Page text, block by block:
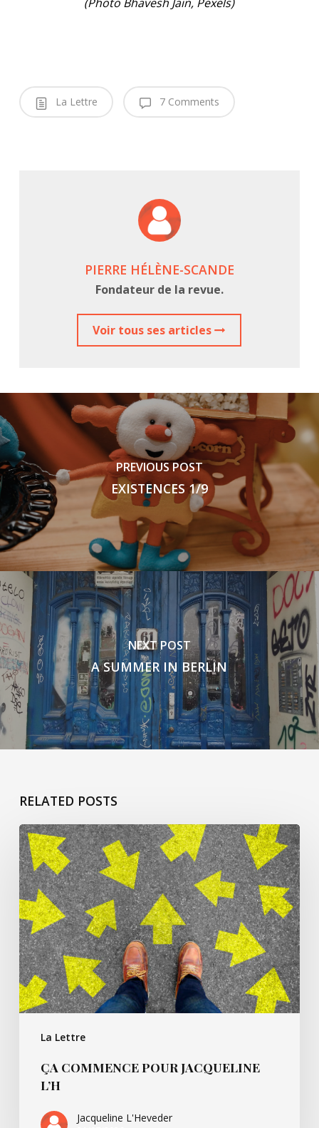
La Lettre 7 Comments
PIERRE HÉLÈNE-SCANDE
Fondateur de la revue.
Voir tous ses articles
PREVIOUS POST
EXISTENCES 1/9
NEXT POST
A SUMMER IN BERLIN
RELATED POSTS
La Lettre
ça
commence
pour
Jacqueline
L’h
ÇA COMMENCE POUR JACQUELINE
L’H
Jacqueline L'Heveder